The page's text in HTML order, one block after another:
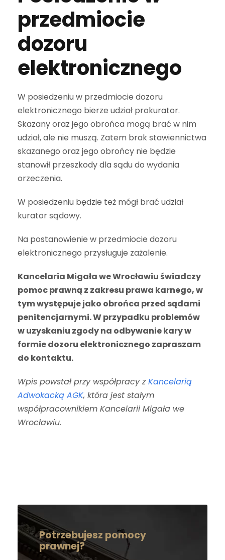
przedmiocie
dozoru
elektronicznego
W posiedzeniu w przedmiocie dozoru
elektronicznego bierze udział prokurator.
Skazany oraz jego obrońca mogą brać w nim
udział, ale nie muszą. Zatem brak stawiennictwa
skazanego oraz jego obrońcy nie będzie
stanowił przeszkody dla sądu do wydania
orzeczenia.
W posiedzeniu będzie też mógł brać udział
kurator sądowy.
Na postanowienie w przedmiocie dozoru
elektronicznego przysługuje zażalenie.
Kancelaria Migała we Wrocławiu świadczy
pomoc prawną z zakresu prawa karnego, w
tym występuje jako obrońca przed sądami
penitencjarnymi. W przypadku problemów
w uzyskaniu zgody na odbywanie kary w
formie dozoru elektronicznego zapraszam
do kontaktu.
Wpis powstał przy współpracy zKancelarią
Adwokacką AGK, która jest stałym
współpracownikiem Kancelarii Migała we
Wrocławiu.
Potrzebujesz pomocy
prawnej?